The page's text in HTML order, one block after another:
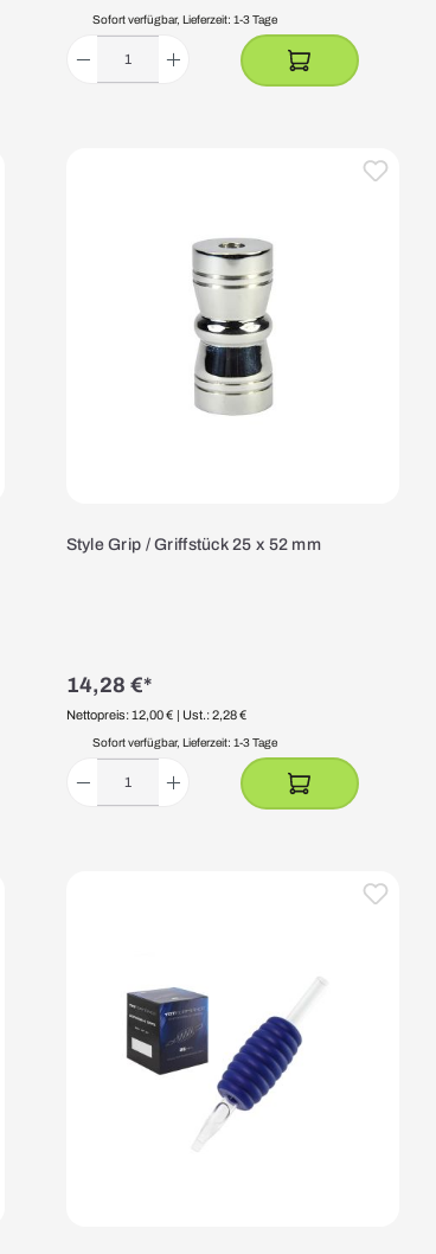
Sofort verfügbar, Lieferzeit: 1-3 Tage
Style Grip / Griffstück 25 x 52 mm
14,28 €*
Nettopreis: 12,00 € | Ust.: 2,28 €
Sofort verfügbar, Lieferzeit: 1-3 Tage